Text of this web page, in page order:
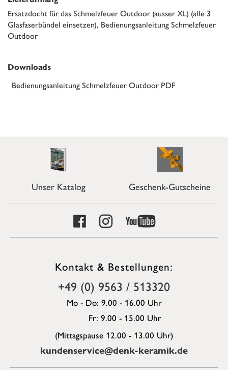
Ersatzdocht für das Schmelzfeuer Outdoor (ausser XL) (alle 3
Glasfaserbündel einsetzen), Bedienungsanleitung Schmelzfeuer
Outdoor
Downloads
Bedienungsanleitung Schmelzfeuer Outdoor PDF
Unser Katalog Geschenk-Gutscheine
Kontakt & Bestellungen:
+49 (0) 9563 / 513320
Mo - Do: 9.00 - 16.00 Uhr
Fr: 9.00 - 15.00 Uhr
(Mittagspause 12.00 - 13.00 Uhr)
kundenservice@denk-keramik.de